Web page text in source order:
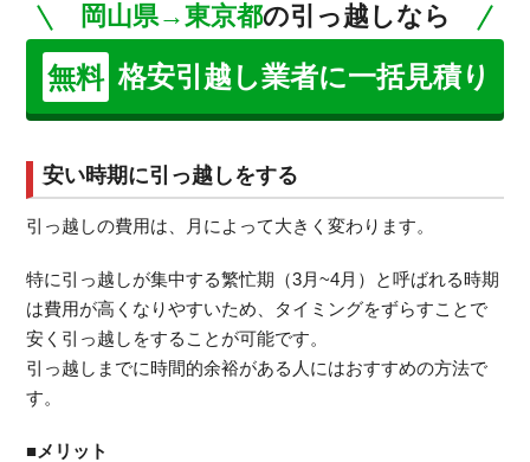
岡山県→東京都の引っ越しなら
無料 格安引越し業者に一括見積り
安い時期に引っ越しをする
引っ越しの費用は、月によって大きく変わります。
特に引っ越しが集中する繁忙期（3月~4月）と呼ばれる時期
は費用が高くなりやすいため、タイミングをずらすことで
安く引っ越しをすることが可能です。
引っ越しまでに時間的余裕がある人にはおすすめの方法で
す。
■メリット